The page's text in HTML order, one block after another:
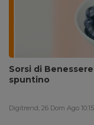
Sorsi di
spuntino
Digitrend, 26 Dom Ago 10:15